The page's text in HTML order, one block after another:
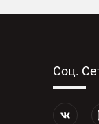
Соц.